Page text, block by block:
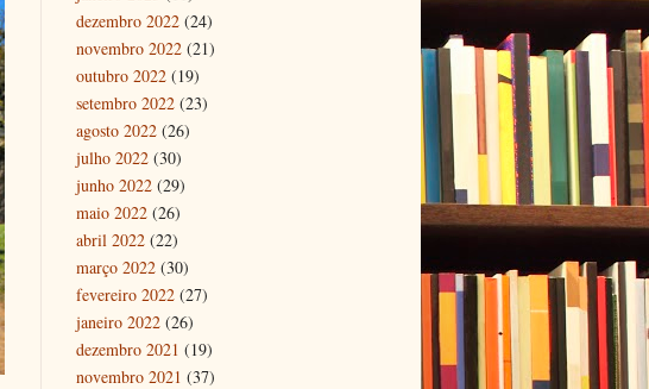
dezembro 2022 (24)
novembro 2022 (21)
outubro 2022 (19)
setembro 2022 (23)
agosto 2022 (26)
julho 2022 (30)
junho 2022 (29)
maio 2022 (26)
abril 2022 (22)
março 2022 (30)
fevereiro 2022 (27)
janeiro 2022 (26)
dezembro 2021 (19)
novembro 2021 (37)